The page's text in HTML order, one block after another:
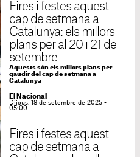
Fires i festes aquest
cap de setmana a
Catalunya: els millors
plans per al 20 i 21 de
setembre
Aquests són els millors plans per
gaudir del cap de setmana a
Catalunya
El Nacional
Dijous, 18 de setembre de 2025 -
05:00
Fires i festes aquest
cap de setmana a